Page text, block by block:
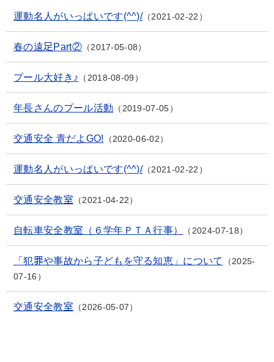
運動名人がいっぱいです(^^)/ 2021-02-22
春の遠足Part② 2017-05-08
プール大好き♪ 2018-08-09
年長さんのプール活動 2019-07-05
交通安全 青だよGO! 2020-06-02
運動名人がいっぱいです(^^)/ 2021-02-22
交通安全教室 2021-04-22
自転車安全教室（６学年ＰＴＡ行事） 2024-07-18
「犯罪や事故から子どもを守る知恵」について
2025-
07-16
交通安全教室 2026-05-07